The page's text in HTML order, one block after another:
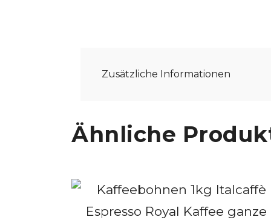
Zusätzliche Informationen
Ähnliche